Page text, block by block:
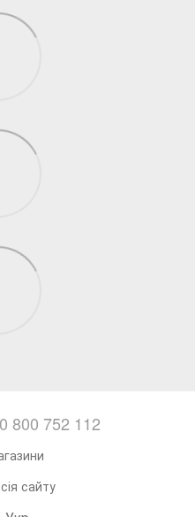
0 800 752 112
сайту